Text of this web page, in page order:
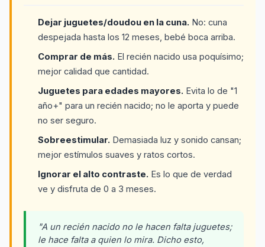
Dejar juguetes/doudou en la cuna. No: cuna
despejada hasta los 12 meses, bebé boca arriba.
Comprar de más. El recién nacido usa poquísimo;
mejor calidad que cantidad.
Juguetes para edades mayores. Evita lo de "1
año+" para un recién nacido; no le aporta y puede
no ser seguro.
Sobreestimular. Demasiada luz y sonido cansan;
mejor estímulos suaves y ratos cortos.
Ignorar el alto contraste. Es lo que de verdad
ve y disfruta de 0 a 3 meses.
"A un recién nacido no le hacen falta juguetes;
le hace falta a quien lo mira. Dicho esto,